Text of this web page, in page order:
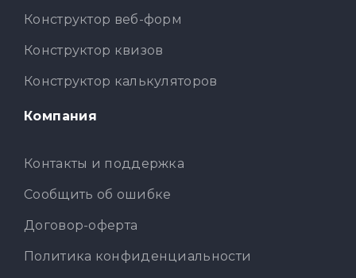
Конструктор веб-форм
Конструктор квизов
Конструктор калькуляторов
Компания
Контакты и поддержка
Сообщить об ошибке
Договор-оферта
Политика конфиденциальности